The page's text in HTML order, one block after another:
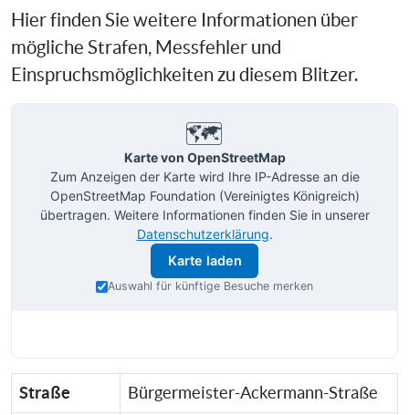
Hier finden Sie weitere Informationen über
mögliche Strafen, Messfehler und
Einspruchsmöglichkeiten zu diesem Blitzer.
🗺️
Karte von OpenStreetMap
Zum Anzeigen der Karte wird Ihre IP-Adresse an die
OpenStreetMap Foundation (Vereinigtes Königreich)
übertragen. Weitere Informationen finden Sie in unserer
Datenschutzerklärung.
Karte laden
Auswahl für künftige Besuche merken
Straße Bürgermeister-Ackermann-Straße